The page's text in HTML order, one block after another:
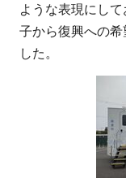
ような表現にし
子から復興への
した。